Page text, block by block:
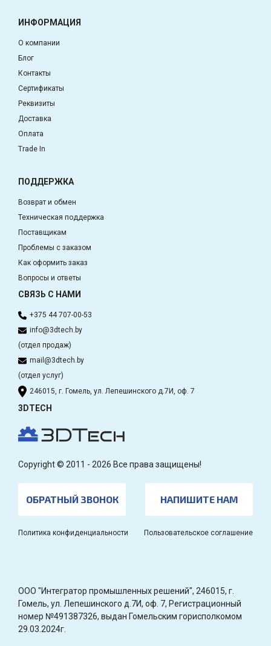
ИНФОРМАЦИЯ
О компании
Блог
Контакты
Сертификаты
Реквизиты
Доставка
Оплата
Trade In
ПОДДЕРЖКА
Возврат и обмен
Техническая поддержка
Поставщикам
Проблемы с заказом
Как оформить заказ
Вопросы и ответы
СВЯЗЬ С НАМИ
+375 44 707-00-53
info@3dtech.by
(отдел продаж)
mail@3dtech.by
(отдел услуг)
246015, г. Гомель, ул. Лепешинского д.7И, оф. 7
3DTECH
Copyright © 2011 - 2026 Все права защищены!
ОБРАТНЫЙ ЗВОНОК НАПИШИТЕ НАМ
Политика конфиденциальности Пользовательское соглашение
OOO "Интегратор промышленных решений", 246015, г.
Гомель, ул. Лепешинского д.7И, оф. 7, Регистрационный
номер №491387326, выдан Гомельским горисполкомом
29.03.2024г.